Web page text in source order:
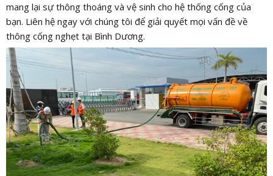
mang lại sự thông thoáng và vệ sinh cho hệ thống cống của
bạn. Liên hệ ngay với chúng tôi để giải quyết mọi vấn đề về
thông cống nghẹt tại Bình Dương.